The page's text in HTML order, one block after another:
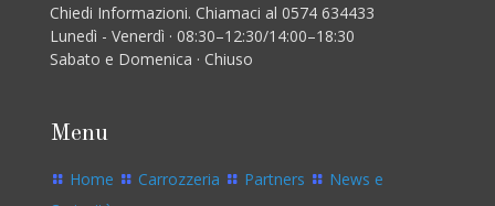
Chiedi Informazioni. Chiamaci al 0574 634433
Lunedì - Venerdì · 08:30–12:30/14:00–18:30
Sabato e Domenica · Chiuso
Menu
Home Carrozzeria Partners
News e